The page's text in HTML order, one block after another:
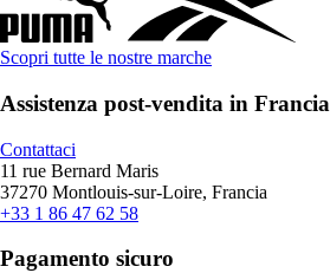
Scopri tutte le nostre marche
Assistenza post-vendita in Francia
Contattaci
11 rue Bernard Maris
37270 Montlouis-sur-Loire, Francia
+33 1 86 47 62 58
Pagamento sicuro